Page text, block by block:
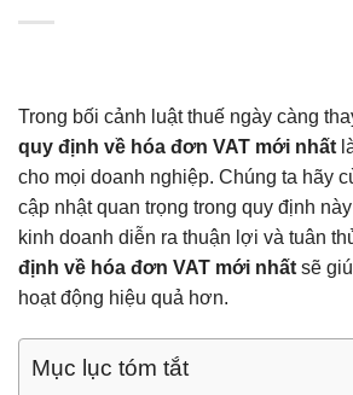
Trong bối cảnh luật thuế ngày càng
quy định về hóa đơn VAT mới nhất
cho mọi doanh nghiệp. Chúng ta hãy
cập nhật quan trọng trong quy định
kinh doanh diễn ra thuận lợi và tuân
định về hóa đơn VAT mới nhất sẽ
hoạt động hiệu quả hơn.
Mục lục tóm tắt